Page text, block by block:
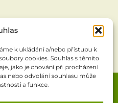
k ukládání a/nebo přístupu k
cookies. Souhlas s těmito
jako je chování při procházení
nebo odvolání souhlasu může
a funkce.